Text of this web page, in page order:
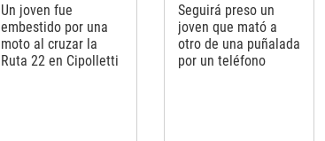
Un joven fue
embestido por una
moto al cruzar la
Ruta 22 en Cipolletti
Seguirá preso un
joven que mató a
otro de una puñalada
por un teléfono